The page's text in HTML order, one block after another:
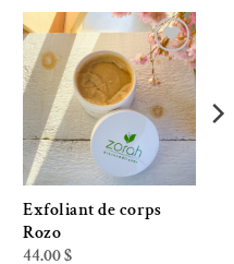
Ajouter à la liste de souhaits
Exfoliant de corps
Rozo
44.00$